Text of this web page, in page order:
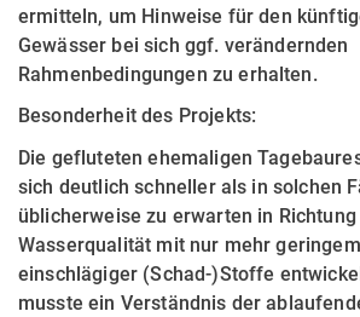
ermitteln, um Hinweise für den
Gewässer bei sich ggf. verändernden
Rahmenbedingungen zu erhalten.
Besonderheit des Projekts:
Die gefluteten ehemaligen
sich deutlich schneller als in solchen
üblicherweise zu erwarten in
Wasserqualität mit nur mehr
einschlägiger (Schad-)Stoffe
musste ein Verständnis der